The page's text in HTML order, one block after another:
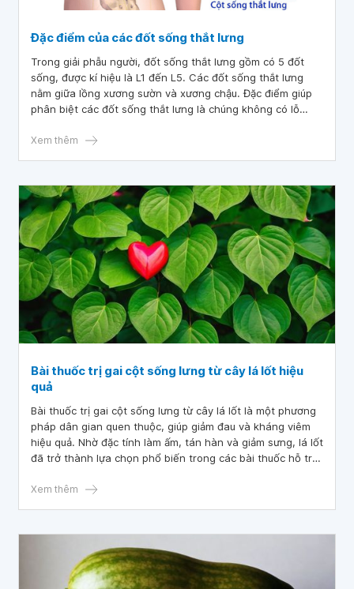
Đặc điểm của các đốt sống thắt lưng
Trong giải phẫu người, đốt sống thắt lưng gồm có 5 đốt
sống, được kí hiệu là L1 đến L5. Các đốt sống thắt lưng
nằm giữa lồng xương sườn và xương chậu. Đặc điểm giúp
phân biệt các đốt sống thắt lưng là chúng không có lỗ
Xem thêm
Bài thuốc trị gai cột sống lưng từ cây lá lốt hiệu
quả
Bài thuốc trị gai cột sống lưng từ cây lá lốt là một phương
pháp dân gian quen thuộc, giúp giảm đau và kháng viêm
hiệu quả. Nhờ đặc tính làm ấm, tán hàn và giảm sưng, lá lốt
đã trở thành lựa chọn phổ biến trong các bài thuốc hỗ trợ
lưng.
Xem thêm